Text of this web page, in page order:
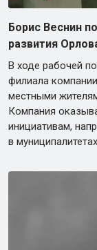
Борис Веснин
развития
В ходе рабочей
филиала
местными
Компания
инициативам,
в